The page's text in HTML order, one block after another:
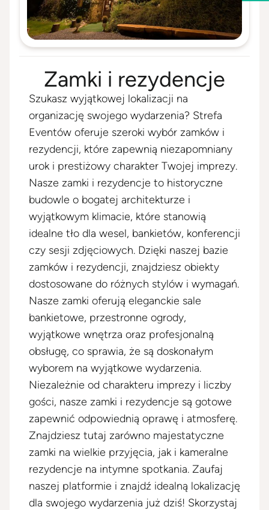
Zamki i rezydencje
Szukasz wyjątkowej lokalizacji na
organizację swojego wydarzenia? Strefa
Eventów oferuje szeroki wybór zamków i
rezydencji, które zapewnią niezapomniany
urok i prestiżowy charakter Twojej imprezy.
Nasze zamki i rezydencje to historyczne
budowle o bogatej architekturze i
wyjątkowym klimacie, które stanowią
idealne tło dla wesel, bankietów, konferencji
czy sesji zdjęciowych. Dzięki naszej bazie
zamków i rezydencji, znajdziesz obiekty
dostosowane do różnych stylów i wymagań.
Nasze zamki oferują eleganckie sale
bankietowe, przestronne ogrody,
wyjątkowe wnętrza oraz profesjonalną
obsługę, co sprawia, że są doskonałym
wyborem na wyjątkowe wydarzenia.
Niezależnie od charakteru imprezy i liczby
gości, nasze zamki i rezydencje są gotowe
zapewnić odpowiednią oprawę i atmosferę.
Znajdziesz tutaj zarówno majestatyczne
zamki na wielkie przyjęcia, jak i kameralne
rezydencje na intymne spotkania. Zaufaj
naszej platformie i znajdź idealną lokalizację
dla swojego wydarzenia już dziś! Skorzystaj